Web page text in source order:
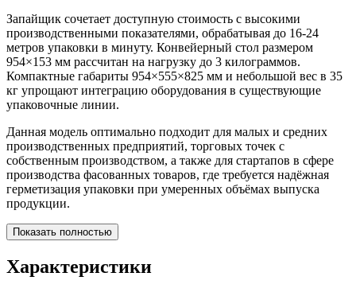
Запайщик сочетает доступную стоимость с высокими
производственными показателями, обрабатывая до 16-24
метров упаковки в минуту. Конвейерный стол размером
954×153 мм рассчитан на нагрузку до 3 килограммов.
Компактные габариты 954×555×825 мм и небольшой вес в 35
кг упрощают интеграцию оборудования в существующие
упаковочные линии.
Данная модель оптимально подходит для малых и средних
производственных предприятий, торговых точек с
собственным производством, а также для стартапов в сфере
производства фасованных товаров, где требуется надёжная
герметизация упаковки при умеренных объёмах выпуска
продукции.
Показать полностью
Характеристики